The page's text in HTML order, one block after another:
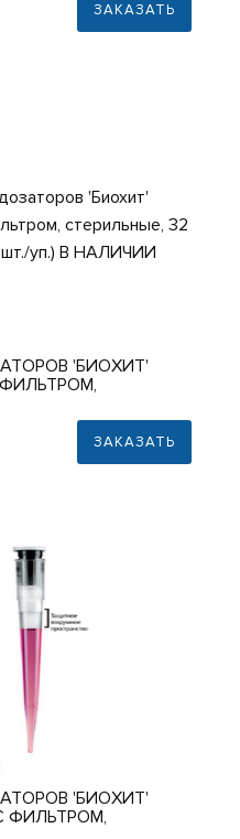
ЗАКАЗАТЬ
'БИОХИТ'
ФИЛЬТРОМ,
ЗАКАЗАТЬ
'БИОХИТ'
С ФИЛЬТРОМ,